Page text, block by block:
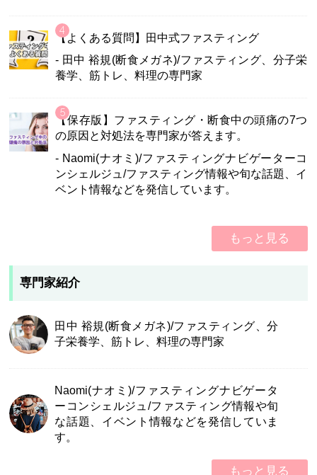
【よくある質問】田中式ファスティング
- 田中 裕規(断食メガネ)/ファスティング、分子栄
養学、筋トレ、料理の専門家
【保存版】ファスティング・断食中の頭痛の7つ
の原因と対処法を専門家が答えます。
- Naomi(ナオミ)/ファスティングナビゲーターコ
ンシェルジュ/ファスティング情報や旬な話題、イ
ベント情報などを発信しています。
もっと見る
専門家紹介
田中 裕規(断食メガネ)/ファスティング、分
子栄養学、筋トレ、料理の専門家
Naomi(ナオミ)/ファスティングナビゲータ
ーコンシェルジュ/ファスティング情報や旬
な話題、イベント情報などを発信していま
す。
もっと見る